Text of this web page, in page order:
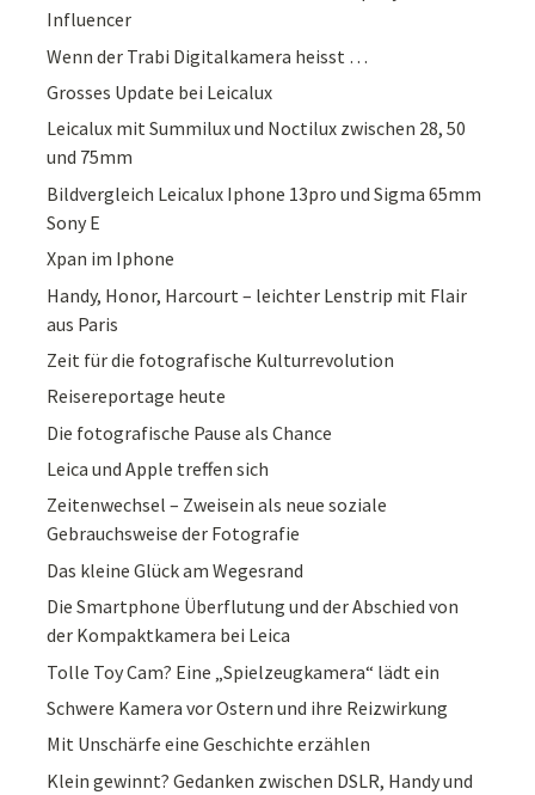
Influencer
Wenn der Trabi Digitalkamera heisst …
Grosses Update bei Leicalux
Leicalux mit Summilux und Noctilux zwischen 28, 50
und 75mm
Bildvergleich Leicalux Iphone 13pro und Sigma 65mm
Sony E
Xpan im Iphone
Handy, Honor, Harcourt – leichter Lenstrip mit Flair
aus Paris
Zeit für die fotografische Kulturrevolution
Reisereportage heute
Die fotografische Pause als Chance
Leica und Apple treffen sich
Zeitenwechsel – Zweisein als neue soziale
Gebrauchsweise der Fotografie
Das kleine Glück am Wegesrand
Die Smartphone Überflutung und der Abschied von
der Kompaktkamera bei Leica
Tolle Toy Cam? Eine „Spielzeugkamera“ lädt ein
Schwere Kamera vor Ostern und ihre Reizwirkung
Mit Unschärfe eine Geschichte erzählen
Klein gewinnt? Gedanken zwischen DSLR, Handy und